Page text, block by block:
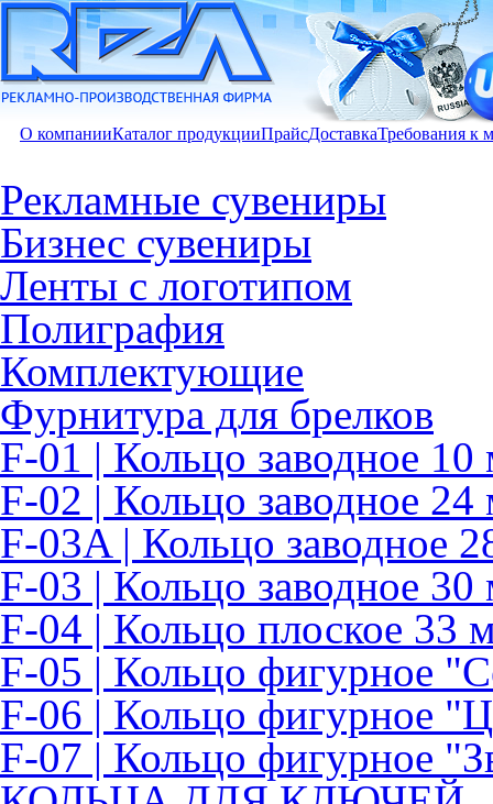
О компанииКаталог продукцииПрайсДоставкаТребования к
Рекламные сувениры
Бизнес сувениры
Ленты с логотипом
Полиграфия
Комплектующие
Фурнитура для брелков
F-01 | Кольцо заводное
F-02 | Кольцо заводное
F-03A | Кольцо заводное
F-03 | Кольцо заводное
F-04 | Кольцо плоское 33
F-05 | Кольцо фигурное
F-06 | Кольцо фигурное
F-07 | Кольцо фигурное